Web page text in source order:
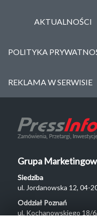
AKTUALNOŚCI
POLITYKA
REKLAMA W SERWISIE
Grupa
Siedziba
ul. Jordanowska 12, 04-
Oddział Poznań
ul. Kochanowskiego 18/